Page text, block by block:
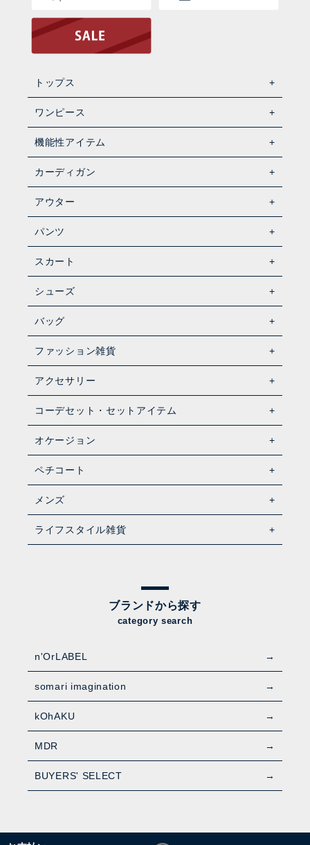
トップス
ワンピース
機能性アイテム
カーディガン
アウター
パンツ
スカート
シューズ
バッグ
ファッション雑貨
アクセサリー
コーデセット・セットアイテム
オケージョン
ペチコート
メンズ
ライフスタイル雑貨
ブランドから探す
category search
n'OrLABEL
somari imagination
kOhAKU
MDR
BUYERS' SELECT